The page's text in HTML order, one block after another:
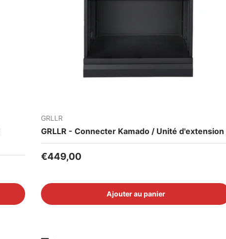
GRLLR
GRLLR - Connecter Kamado / Unité d'extension
Prix habituel
€449,00
Ajouter au panier